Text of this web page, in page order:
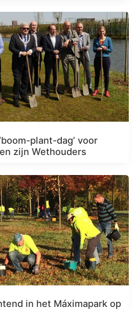
plant-dag’ voor
zijn Wethouders
in het Máximapark op